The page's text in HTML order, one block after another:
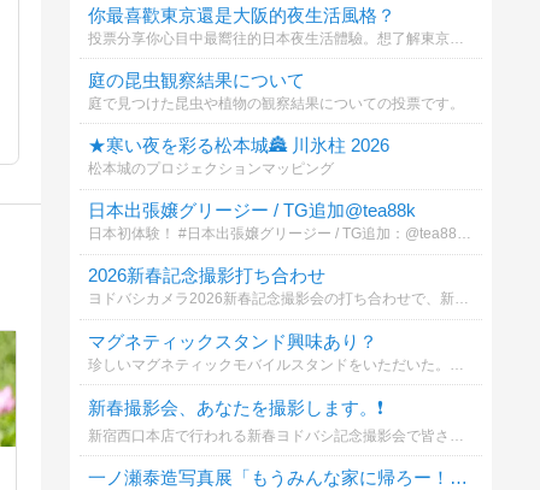
你最喜歡東京還是大阪的夜生活風格？
庭の昆虫観察結果について
庭で見つけた昆虫や植物の観察結果についての投票です。
★寒い夜を彩る松本城🏯 川氷柱 2026
松本城のプロジェクションマッピング
日本出張嬢グリージー / TG追加@tea88k
日本初体験！ #日本出張嬢グリージー / TG追加：@tea88k 【写真本人確認】#童顔爆乳ロリ（NS中出し可能）
2026新春記念撮影打ち合わせ
ヨドバシカメラ2026新春記念撮影会の打ち合わせで、新宿西口本店・カメラ館へいきました。新春初仕事の撮影機材はCanon EOS R5 Mark II RF24-105mm F4 L ISMです。
マグネティックスタンド興味あり？
新春撮影会、あなたを撮影します。❗️
一ノ瀬泰造写真展「もうみんな家に帰ろー！」について